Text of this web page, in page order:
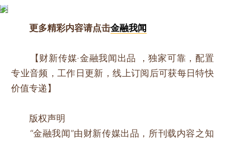
更多精彩内容请点击金融我闻
【财新传媒·金融我闻出品 ，独家可靠，配置
专业音频，工作日更新，线上订阅后可获每日特快
价值专递】
版权声明
“金融我闻”由财新传媒出品，所刊载内容之知